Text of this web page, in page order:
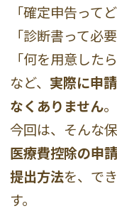
「確定申告って
「診断書って必
「何を用意した
など、 実際に申
なくありません。
今回は、そんな
医療費控除の申
提出方法を、で
す。